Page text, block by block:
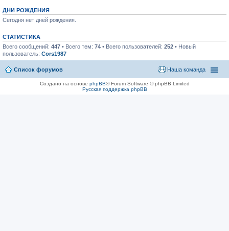
ДНИ РОЖДЕНИЯ
Сегодня нет дней рождения.
СТАТИСТИКА
Всего сообщений: 447 • Всего тем: 74 • Всего пользователей: 252 • Новый
пользователь: Cors1987
Список форумов Наша команда
Создано на основе phpBB® Forum Software © phpBB Limited
Русская поддержка phpBB